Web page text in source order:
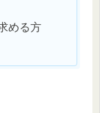
める方